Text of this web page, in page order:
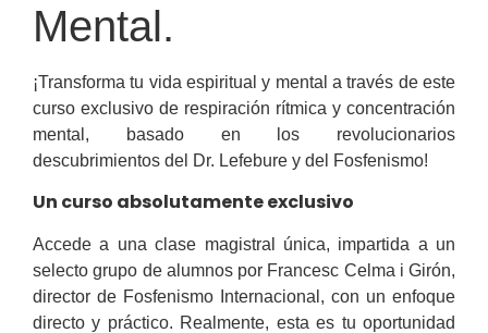
Mental.
¡Transforma tu vida espiritual y mental a través de este
curso exclusivo de respiración rítmica y concentración
mental, basado en los revolucionarios
descubrimientos del Dr. Lefebure y del Fosfenismo!
Un curso absolutamente exclusivo
Accede a una clase magistral única, impartida a un
selecto grupo de alumnos por Francesc Celma i Girón,
director de Fosfenismo Internacional, con un enfoque
directo y práctico. Realmente, esta es tu oportunidad